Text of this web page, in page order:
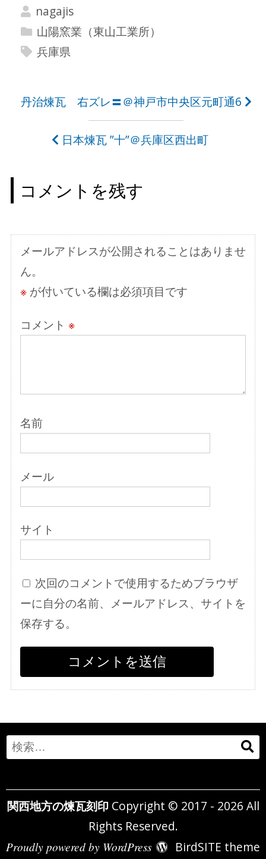
nagajis
山陽窯業（東山工業所）
兵庫県
投
ビ
ゲ
シ
ョ
ン
丹治煉瓦 右ズレ〓＠神戸市中央区元町通6
日本煉瓦 ”十”＠兵庫区西出町
コメントを残す
メールアドレスが公開されることはありませ
ん。
※が付いている欄は必須項目です
コメント ※
名前
メール
サイト
次回のコメントで使用するためブラウザ
ーに自分の名前、メールアドレス、サイトを
保存する。
Search
for:
関西地方の煉瓦刻印 Copyright © 2017 - 2026 All
Rights Reserved.
Proudly powered by WordPress BirdSITE theme